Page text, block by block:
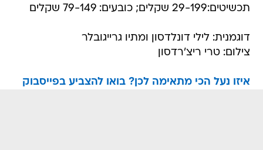
תכשיטים:29-199 שקלים; כובעים: 79-149 שקלים
דוגמנית: לילי דונלדסון ומתיו גרייגובלר
צילום: טרי ריצ'רדסון
איזו נעל הכי מתאימה לכן? בואו להצביע בפייסבוק